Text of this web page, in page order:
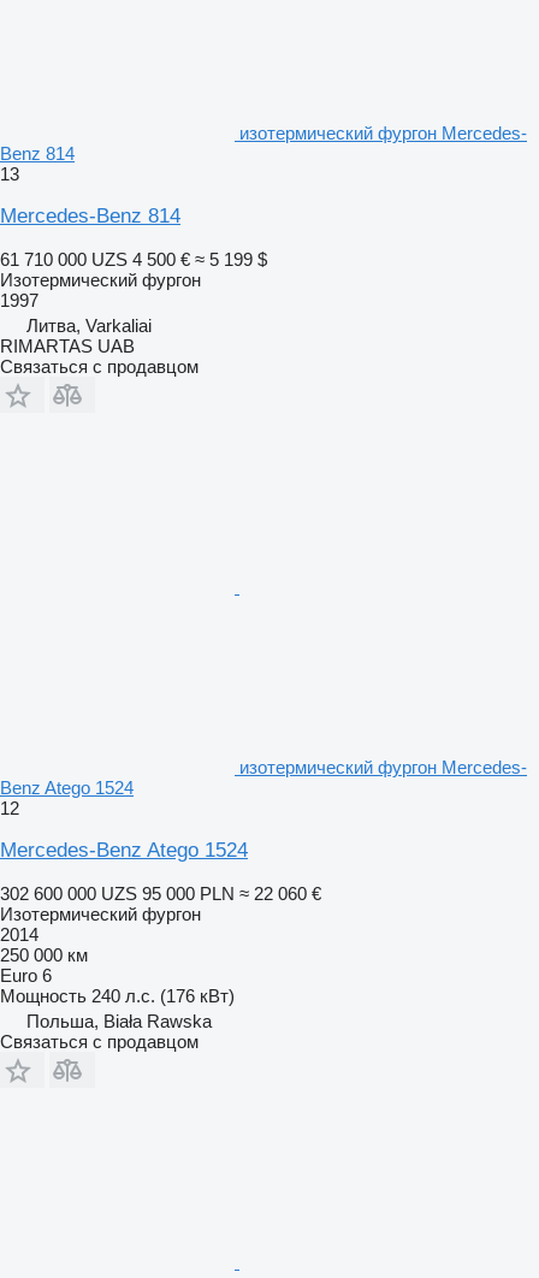
изотермический фургон Mercedes-
Benz 814
13
Mercedes-Benz 814
61 710 000 UZS 4 500 € ≈ 5 199 $
Изотермический фургон
1997
Литва, Varkaliai
RIMARTAS UAB
Связаться с продавцом
изотермический фургон Mercedes-
Benz Atego 1524
12
Mercedes-Benz Atego 1524
302 600 000 UZS 95 000 PLN ≈ 22 060 €
Изотермический фургон
2014
250 000 км
Euro 6
Мощность 240 л.с. (176 кВт)
Польша, Biała Rawska
Связаться с продавцом